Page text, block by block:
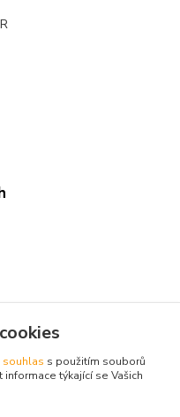
souhlas s použitím souborů
týkající se Vašich